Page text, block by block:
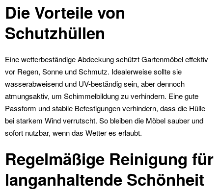
Die Vorteile von
Schutzhüllen
Eine wetterbeständige Abdeckung schützt Gartenmöbel effektiv
vor Regen, Sonne und Schmutz. Idealerweise sollte sie
wasserabweisend und UV-beständig sein, aber dennoch
atmungsaktiv, um Schimmelbildung zu verhindern. Eine gute
Passform und stabile Befestigungen verhindern, dass die Hülle
bei starkem Wind verrutscht. So bleiben die Möbel sauber und
sofort nutzbar, wenn das Wetter es erlaubt.
Regelmäßige Reinigung für
langanhaltende Schönheit